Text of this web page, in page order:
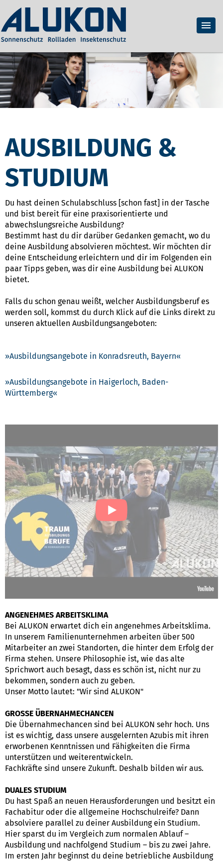
AUSBILDUNG &
STUDIUM
Du hast deinen Schulabschluss [schon fast] in der Tasche
und bist bereit für eine praxisorientierte und
abwechslungsreiche Ausbildung?
Bestimmt hast du dir darüber Gedanken gemacht, wo du
deine Ausbildung absolvieren möchtest. Wir möchten dir
deine Entscheidung erleichtern und dir im Folgenden ein
paar Tipps geben, was dir eine Ausbildung bei ALUKON
bietet.
Falls du schon genau weißt, welcher Ausbildungsberuf es
werden soll, kommst du durch Klick auf die Links direkt zu
unseren aktuellen Ausbildungsangeboten:
Ausbildungsangebote in Konradsreuth, Bayern
Ausbildungsangebote in Haigerloch, Baden-
Württemberg
ANGENEHMES ARBEITSKLIMA
Bei ALUKON erwartet dich ein angenehmes Arbeitsklima.
In unserem Familienunternehmen arbeiten über 500
Mitarbeiter an zwei Standorten, die hinter dem Erfolg der
Firma stehen. Unsere Philosophie ist, wie das alte
Sprichwort auch besagt, dass es schön ist, nicht nur zu
bekommen, sondern auch zu geben.
Unser Motto lautet: "Wir sind ALUKON"
GROSSE ÜBERNAHMECHANCEN
Die Übernahmechancen sind bei ALUKON sehr hoch. Uns
ist es wichtig, dass unsere ausgelernten Azubis mit ihren
erworbenen Kenntnissen und Fähigkeiten die Firma
unterstützen und weiterentwickeln.
Fachkräfte sind unsere Zukunft. Deshalb bilden wir aus.
DUALES STUDIUM
Du hast Spaß an neuen Herausforderungen und besitzt ein
Fachabitur oder die allgemeine Hochschulreife? Dann
absolviere parallel zu deiner Ausbildung ein Studium.
Hier sparst du im Vergleich zum normalen Ablauf –
Ausbildung und nachfolgend Studium – bis zu zwei Jahre.
Im ersten Jahr beginnst du deine betriebliche Ausbildung